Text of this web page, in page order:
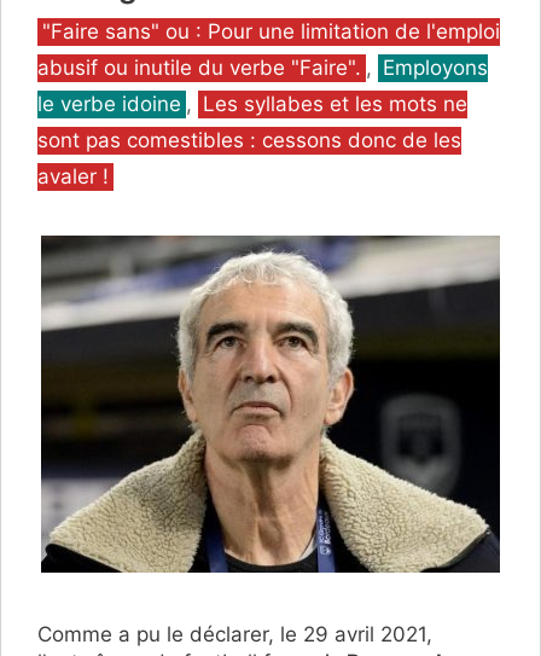
Catégories
"Faire sans" ou : Pour une limitation de l'emploi
abusif ou inutile du verbe "Faire". , Employons
le verbe idoine , Les syllabes et les mots ne
sont pas comestibles : cessons donc de les
avaler !
Comme a pu le déclarer, le 29 avril 2021,